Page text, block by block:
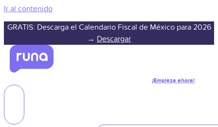
Ir al contenido
GRATIS: Descarga el Calendario Fiscal de México para 2026
→ Descargar
¡Empieza ahora!